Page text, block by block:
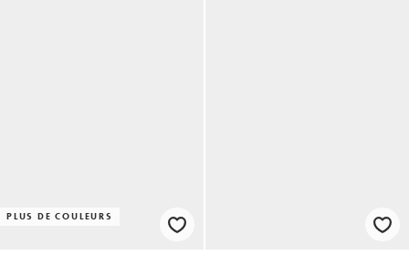
PLUS DE COULEURS